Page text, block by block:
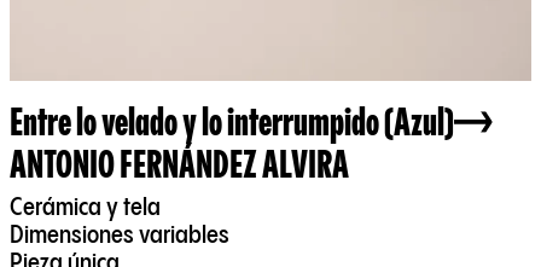
Entre lo velado y lo interrumpido (Azul)
ANTONIO FERNÁNDEZ ALVIRA
Cerámica y tela
Dimensiones variables